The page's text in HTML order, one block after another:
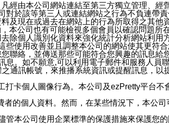
經由本公司網站連結至第三方獨立管理、經
於該等第三人或連結網站之行為不負連帶責
及現在或過去在網站上的行為所取得之其他
公司也有可能檢視多個會員以確認問題所
除個人識別化資料來強化統計分析網站利用
使用改善並且調整本公司的網站使其更符合
聯絡，並傳送那些可能符合您興趣的訊息給
。如不願意,可以利用電子郵件和服務人員
通訊帳號，來推播系統資訊或提醒訊息，以
卡個人圖像行為。本公司及ezPretty平台不
的個人資料。然而，在某些情況下，本公
本公司使用企業標準的保護措施來保護您